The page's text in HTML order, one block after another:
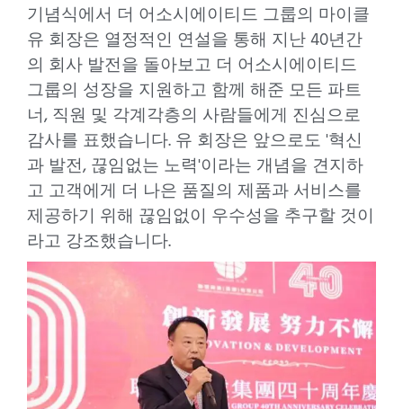
기념식에서 더 어소시에이티드 그룹의 마이클
유 회장은 열정적인 연설을 통해 지난 40년간
의 회사 발전을 돌아보고 더 어소시에이티드
그룹의 성장을 지원하고 함께 해준 모든 파트
너, 직원 및 각계각층의 사람들에게 진심으로
감사를 표했습니다. 유 회장은 앞으로도 '혁신
과 발전, 끊임없는 노력'이라는 개념을 견지하
고 고객에게 더 나은 품질의 제품과 서비스를
제공하기 위해 끊임없이 우수성을 추구할 것이
라고 강조했습니다.